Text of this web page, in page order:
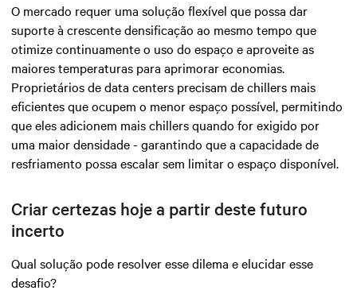
O mercado requer uma solução flexível que possa dar
suporte à crescente densificação ao mesmo tempo que
otimize continuamente o uso do espaço e aproveite as
maiores temperaturas para aprimorar economias.
Proprietários de data centers precisam de chillers mais
eficientes que ocupem o menor espaço possível, permitindo
que eles adicionem mais chillers quando for exigido por
uma maior densidade - garantindo que a capacidade de
resfriamento possa escalar sem limitar o espaço disponível.
Criar certezas hoje a partir deste futuro
incerto
Qual solução pode resolver esse dilema e elucidar esse
desafio?